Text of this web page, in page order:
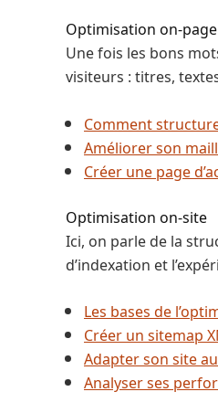
Optimisation on-page
Une fois les bons
visiteurs : titres,
Comment
Améliorer son
Créer une page
Optimisation on-site
Ici, on parle de la
d’indexation et
Les bases de
Créer un sitemap
Adapter son site
Analyser ses